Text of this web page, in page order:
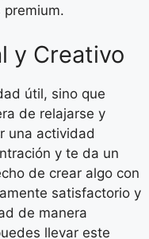
y Creativo
útil, sino que
de relajarse y
una actividad
y te da un
de crear algo con
satisfactorio y
de manera
llevar este